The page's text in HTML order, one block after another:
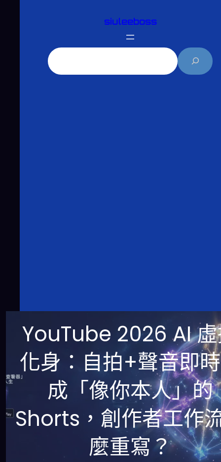
siuleeboss
YouTube 2026 AI
化身：自拍+聲音即
成「像你本人」的
Shorts，創作者工作
麼重寫？